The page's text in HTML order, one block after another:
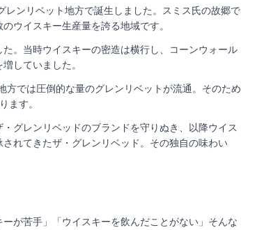
ンリベット地方で誕生しました。スミス氏の故郷で
ウイスキー生産量を誇る地域です。
。当時ウイスキーの密造は横行し、コーンウォール
していました。
では圧倒的な量のグレンリベットが流通。そのため
ます。
グレンリベッドのブランドを守りぬき、以降ウイス
れてきたザ・グレンリベッド。その独自の味わい
が苦手」「ウイスキーを飲んだことがない」そんな